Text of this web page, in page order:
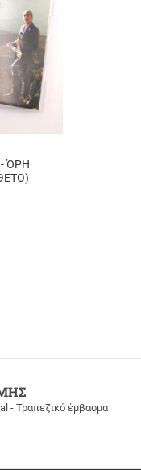
ΌΡΗ
- Τραπεζικό έμβασμα